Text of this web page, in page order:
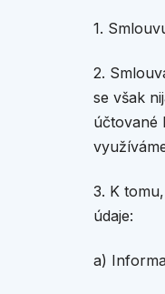
1.
2.
se však
účtované
3. K
údaje:
a)